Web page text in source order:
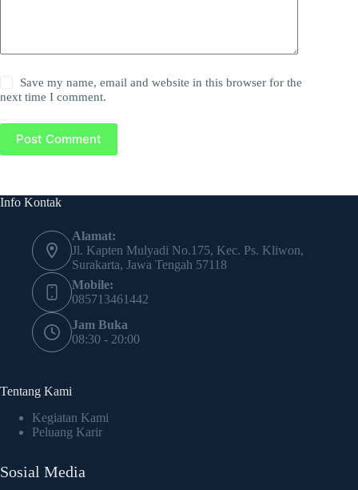
Save my name, email and website in this browser for the
next time I comment.
Post Comment
Info Kontak
Alamat:
Jl. Kapten Mulyadi No.175, Kec. Ps. Kliwon,
Surakarta, Jawa Tengah 57118
Mobile:
085713461442
Jam Buka
08:30 - 20:00
Tentang Kami
Kegiatan Kami
Peluang Karir
Sosial Media